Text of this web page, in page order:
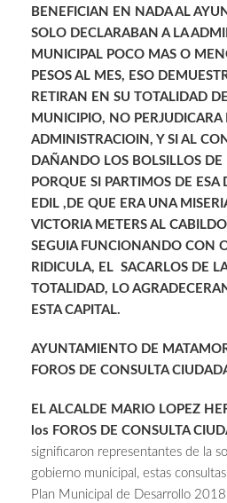
BENEFICIAN EN NADA AL
SOLO DECLARABAN A LA
MUNICIPAL POCO MAS O
PESOS AL MES, ESO
RETIRAN EN SU TOTALIDAD
MUNICIPIO, NO PERJUDICARA
ADMINISTRACIOIN, Y SI AL
DAÑANDO LOS BOLSILLOS
PORQUE SI PARTIMOS DE
EDIL ,DE QUE ERA UNA
VICTORIA METERS AL
SEGUIA FUNCIONANDO CON
RIDICULA, EL SACARLOS DE
TOTALIDAD, LO
ESTA CAPITAL.
AYUNTAMIENTO DE
FOROS DE CONSULTA
EL ALCALDE MARIO LOPEZ
los FOROS DE CONSULTA
significaron representantes de la
gobierno municipal, estas
Plan Municipal de Desarrollo